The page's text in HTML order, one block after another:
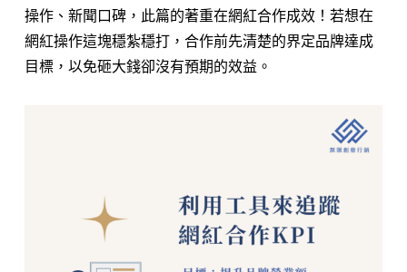
操作、新聞口碑，此篇的著重在網紅合作成效！若想在
網紅操作這塊穩紮穩打，合作前先清楚的界定品牌達成
目標，以免砸大錢卻沒有預期的效益。